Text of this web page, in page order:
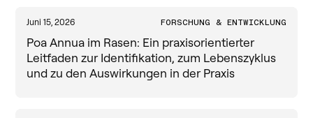
In den Medien
Oldest
Juni 15, 2026 FORSCHUNG & ENTWICKLUNG
Poa Annua im Rasen: Ein praxisorientierter
Leitfaden zur Identifikation, zum Lebenszyklus
und zu den Auswirkungen in der Praxis